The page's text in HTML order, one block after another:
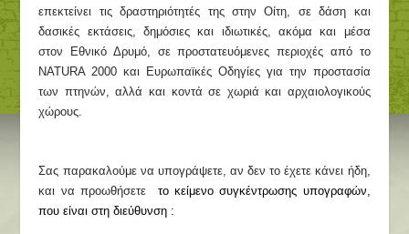
επεκτείνει τις δραστηριότητές της στην Οίτη, σε δάση και
δασικές εκτάσεις, δημόσιες και ιδιωτικές, ακόμα και μέσα
στον Εθνικό Δρυμό, σε προστατευόμενες περιοχές από το
ΝΑΤURA 2000 και Ευρωπαϊκές Οδηγίες για την προστασία
των πτηνών, αλλά και κοντά σε χωριά και αρχαιολογικούς
χώρους.
Σας παρακαλούμε να υπογράψετε, αν δεν το έχετε κάνει ήδη,
και να προωθήσετε
το κείμενο συγκέντρωσης υπογραφών,
που είναι στη διεύθυνση :